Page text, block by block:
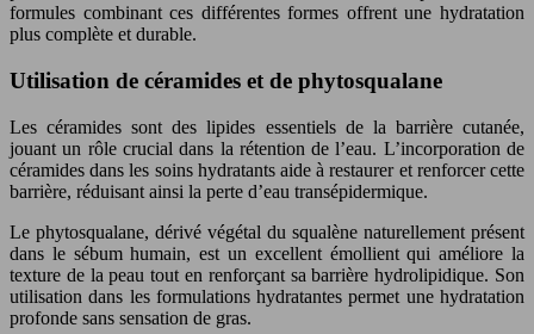
formules combinant ces différentes formes offrent une hydratation
plus complète et durable.
Utilisation de céramides et de phytosqualane
Les céramides sont des lipides essentiels de la barrière cutanée,
jouant un rôle crucial dans la rétention de l’eau. L’incorporation de
céramides dans les soins hydratants aide à restaurer et renforcer cette
barrière, réduisant ainsi la perte d’eau transépidermique.
Le phytosqualane, dérivé végétal du squalène naturellement présent
dans le sébum humain, est un excellent émollient qui améliore la
texture de la peau tout en renforçant sa barrière hydrolipidique. Son
utilisation dans les formulations hydratantes permet une hydratation
profonde sans sensation de gras.